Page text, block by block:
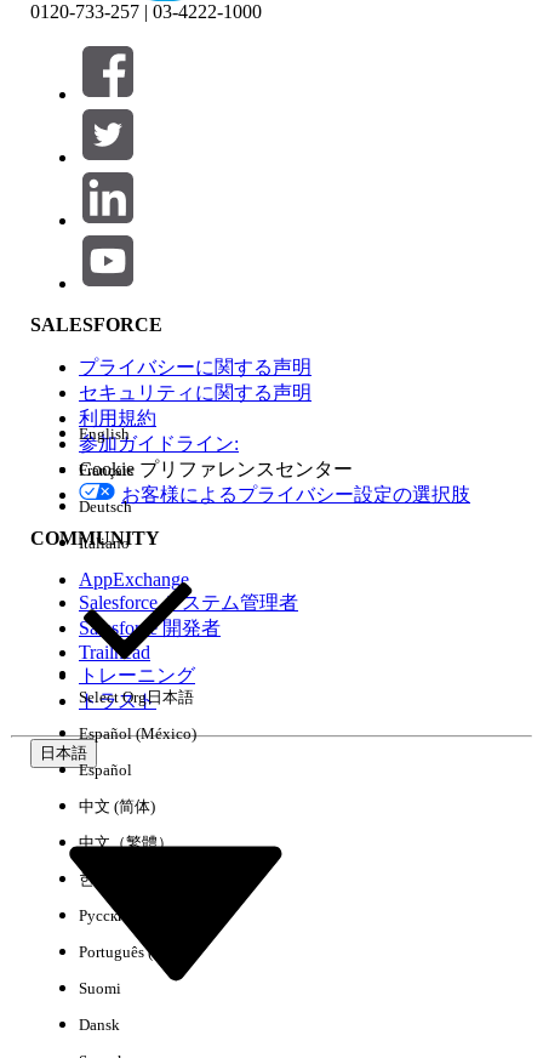
絞り込み条件 (0)
絞り込み条件を選択
製品エリア
機能の影響
エディション
環境
0120-733-257 | 03-4222-1000
SALESFORCE
プライバシーに関する声明
セキュリティに関する声明
利用規約
参加ガイドライン:
Cookie プリファレンスセンター
お客様によるプライバシー設定の選択肢
COMMUNITY
AppExchange
Salesforce システム管理者
Salesforce 開発者
Trailhead
トレーニング
トラスト
日本語
English
Français
Deutsch
Italiano
Select Org日本語
Español (México)
Español
中文 (简体)
中文（繁體）
한국어
Русский
Português (Brasil)
Suomi
Dansk